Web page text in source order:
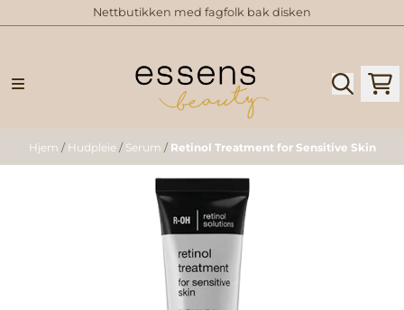
Hopp til innholdNettbutikken med fagfolk bak disken
Hjem / Hudpleie / Serum / Retinol Treatment for Sensitive Skin